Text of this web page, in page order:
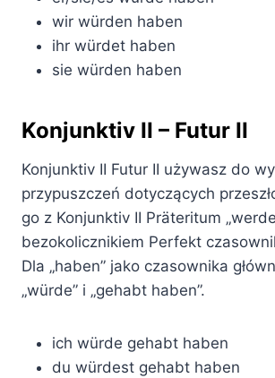
wir würden haben
ihr würdet haben
sie würden haben
Konjunktiv II – Futur II
Konjunktiv II Futur II używasz do
przypuszczeń dotyczących
go z Konjunktiv II Präteritum
bezokolicznikiem Perfekt
Dla „haben” jako czasownika
„würde” i „gehabt haben”.
ich würde gehabt haben
du würdest gehabt haben